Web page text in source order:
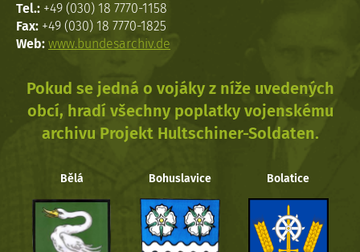
Tel.: +49 (030) 18 7770-1158
Fax: +49 (030) 18 7770-1825
Web: www.bundesarchiv.de
Pokud se jedná o vojáky z níže uvedených
obcí, hradí všechny poplatky vojenskému
archivu Projekt Hultschiner-Soldaten.
Bělá Bohuslavice Bolatice